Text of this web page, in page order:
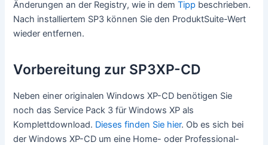
Änderungen an der Registry, wie in demTipp beschrieben.
Nach installiertem SP3 können Sie den ProduktSuite-Wert
wieder entfernen.
Vorbereitung zur SP3XP-CD
Neben einer originalen Windows XP-CD benötigen Sie
noch das Service Pack 3 für Windows XP als
Komplettdownload. Dieses finden Sie hier. Ob es sich bei
der Windows XP-CD um eine Home- oder Professional-